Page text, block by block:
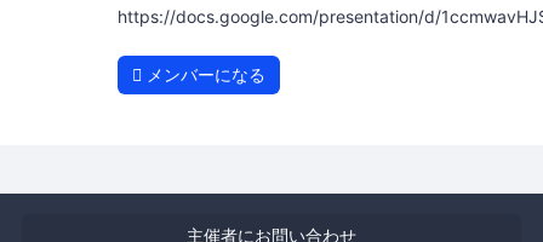
https://docs.google.com/presentation/d/
メンバーになる
主催者にお問い合わせ